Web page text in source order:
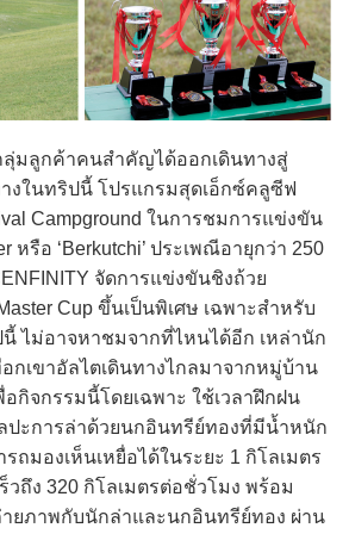
กค้าคนสำคัญได้ออกเดินทางสู่
งในทริปนี้ โปรแกรมสุดเอ็กซ์คลูซีฟ
Campground ในการชมการแข่งขัน
หรือ ‘Berkutchi’ ประเพณีอายุกว่า 250
จัดการแข่งขันชิงถ้วย
Cup ขึ้นเป็นพิเศษ เฉพาะสำหรับ
ไม่อาจหาชมจากที่ไหนได้อีก เหล่านัก
กเขาอัลไตเดินทางไกลมาจากหมู่บ้าน
อกิจกรรมนี้โดยเฉพาะ ใช้เวลาฝึกฝน
ปะการล่าด้วยนกอินทรีย์ทองที่มีน้ำหนัก
ถมองเห็นเหยื่อได้ในระยะ 1 กิโลเมตร
วถึง 320 กิโลเมตรต่อชั่วโมง พร้อม
ยภาพกับนักล่าและนกอินทรีย์ทอง ผ่าน